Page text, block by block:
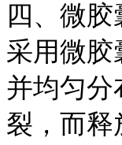
四、微
采用微胶
并均匀分
裂，而释